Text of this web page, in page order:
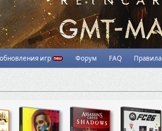
игр Форум FAQ Правила